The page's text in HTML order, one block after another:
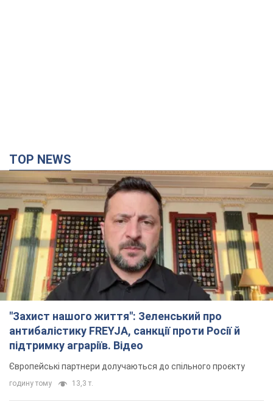
TOP NEWS
"Захист нашого життя": Зеленський про
антибалістику FREYJA, санкції проти Росії й
підтримку аграріїв. Відео
Європейські партнери долучаються до спільного проєкту
годину тому 13,3 т.